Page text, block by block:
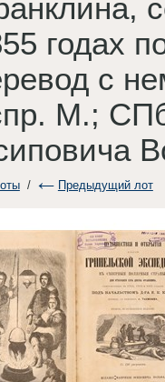
годах
с
М.;
/ Предыдущий лот